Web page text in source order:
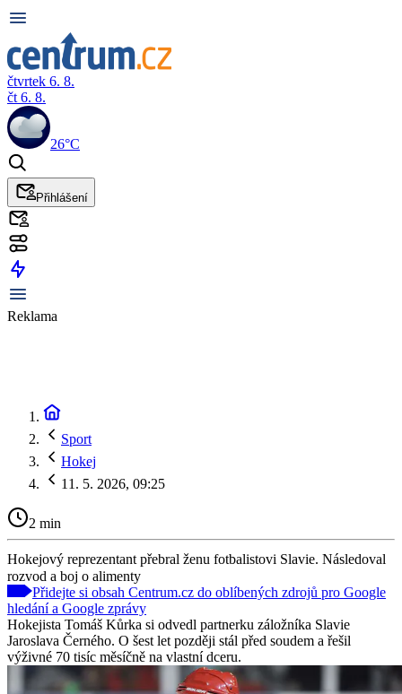
čtvrtek 6. 8.
čt 6. 8.
26°C
Přihlášení
Reklama
Sport
Hokej
11. 5. 2026, 09:25
2 min
Hokejový reprezentant přebral ženu fotbalistovi Slavie. Následoval
rozvod a boj o alimenty
Přidejte si obsah Centrum.cz do oblíbených zdrojů pro Google
hledání a Google zprávy
Hokejista Tomáš Kůrka si odvedl partnerku záložníka Slavie
Jaroslava Černého. O šest let později stál před soudem a řešil
výživné 70 tisíc měsíčně na vlastní dceru.